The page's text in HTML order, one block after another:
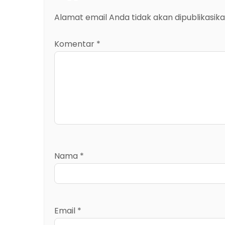
Alamat email Anda tidak akan
Komentar *
Nama *
Email *